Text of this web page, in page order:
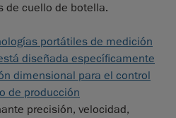
de cuello de botella.
portátiles de medición
diseñada específicamente
dimensional para el control
de producción
precisión, velocidad,